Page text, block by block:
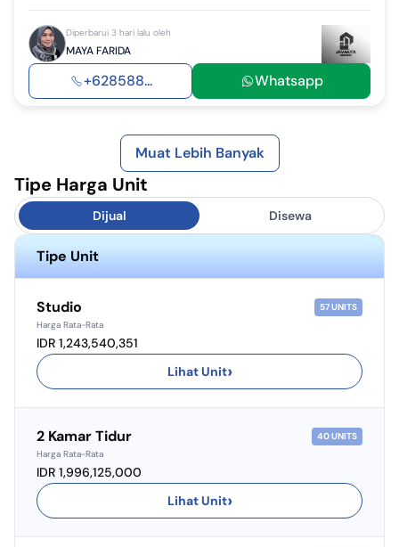
Diperbarui 3 hari lalu oleh
MAYA FARIDA
+628588... Whatsapp
Muat Lebih Banyak
Tipe Harga Unit
Dijual Disewa
Tipe Unit
Studio 57UNITS
Harga Rata-Rata
IDR 1,243,540,351
Lihat Unit›
2 Kamar Tidur 40UNITS
Harga Rata-Rata
IDR 1,996,125,000
Lihat Unit›